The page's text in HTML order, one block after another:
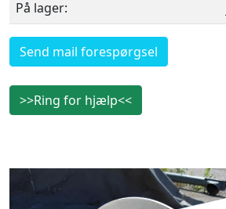
På lager:
Send mail forespørgsel
>>Ring for hjælp<<